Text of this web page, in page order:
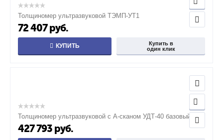
Толщиномер ультразвуковой ТЭМП-УТ1
72 407 руб.
КУПИТЬ
Купить в
один клик
Толщиномер ультразвуковой с А-сканом УДТ-40 базовый
427 793 руб.